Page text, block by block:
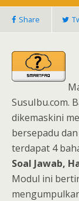
Share
SusuIbu.com.
dikemaskini
bersepadu
terdapat 4
Soal Jawab,
Modul ini